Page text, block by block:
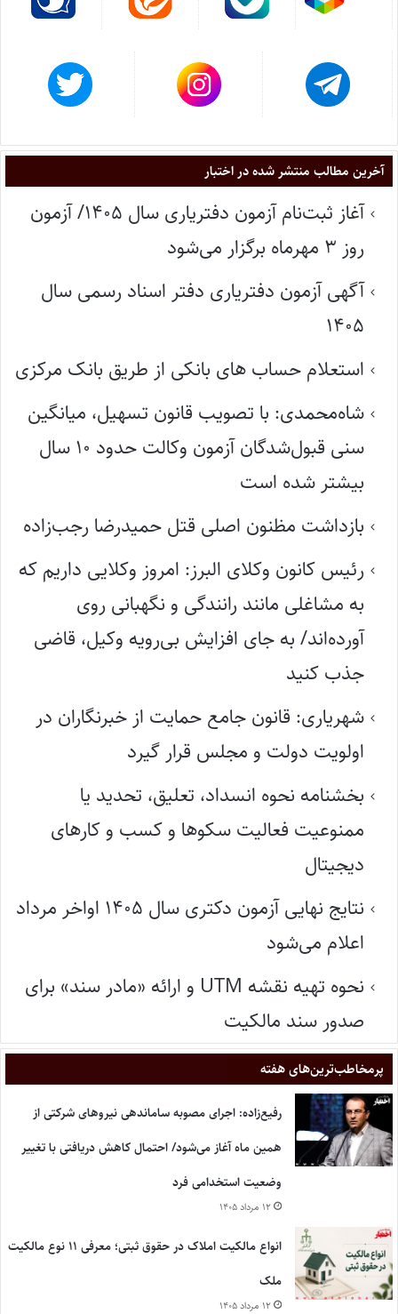
آخرین مطالب منتشر شده در اختبار
آغاز ثبت‌نام آزمون دفتریاری سال ۱۴۰۵/ آزمون
روز ۳ مهرماه برگزار می‌شود
آگهی آزمون دفتریاری دفتر اسناد رسمی سال
۱۴۰۵
استعلام حساب های بانکی از طریق بانک مرکزی
شاه‌محمدی: با تصویب قانون تسهیل، میانگین
سنی قبول‌شدگان آزمون وکالت حدود ۱۰ سال
بیشتر شده است
بازداشت مظنون اصلی قتل حمیدرضا رجب‌زاده
رئیس کانون وکلای البرز: امروز وکلایی داریم که
به مشاغلی مانند رانندگی و نگهبانی روی
آورده‌اند/ به جای افزایش بی‌رویه وکیل، قاضی
جذب کنید
شهریاری: قانون جامع حمایت از خبرنگاران در
اولویت دولت و مجلس قرار گیرد
بخشنامه نحوه انسداد، تعلیق، تحدید یا
ممنوعیت فعالیت سکوها و کسب و کارهای
دیجیتال
نتایج نهایی آزمون دکتری سال ۱۴۰۵ اواخر مرداد
اعلام می‌شود
نحوه تهیه نقشه UTM و ارائه «مادر سند» برای
صدور سند مالکیت
پر‌مخاطب‌ترین‌های هفته
رفیع‌زاده: اجرای مصوبه ساماندهی نیروهای شرکتی از
همین ماه آغاز می‌شود/ احتمال کاهش دریافتی با تغییر
وضعیت استخدامی فرد
۱۲ مرداد ۱۴۰۵
انواع مالکیت املاک در حقوق ثبتی؛ معرفی ۱۱ نوع مالکیت
ملک
۱۲ مرداد ۱۴۰۵